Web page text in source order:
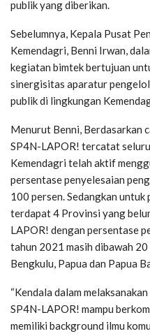
publik yang diberikan.
Sebelumnya, Kepala Pusat
Kemendagri, Benni Irwan,
kegiatan bimtek bertujuan
sinergisitas aparatur
publik di lingkungan
Menurut Benni, Berdasarkan
SP4N-LAPOR! tercatat
Kemendagri telah aktif
persentase penyelesaian
100 persen. Sedangkan
terdapat 4 Provinsi yang
LAPOR! dengan persentase
tahun 2021 masih dibawah
Bengkulu, Papua dan Papua
“Kendala dalam
SP4N-LAPOR! mampu
memiliki background ilmu